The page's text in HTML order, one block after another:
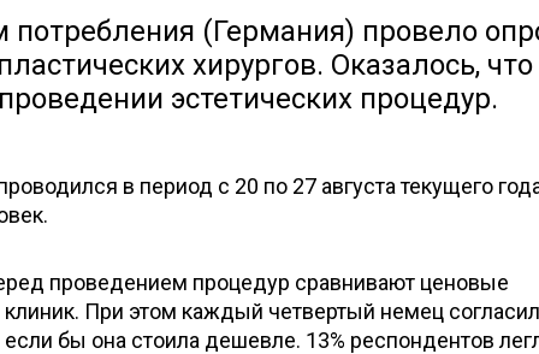
(Германия) провело
хирургов. Оказалось,
эстетических процедур.
в период с 20 по 27 августа текущего
проведением процедур сравнивают ценовые
При этом каждый четвертый немец
если бы она стоила дешевле. 13% респондентов